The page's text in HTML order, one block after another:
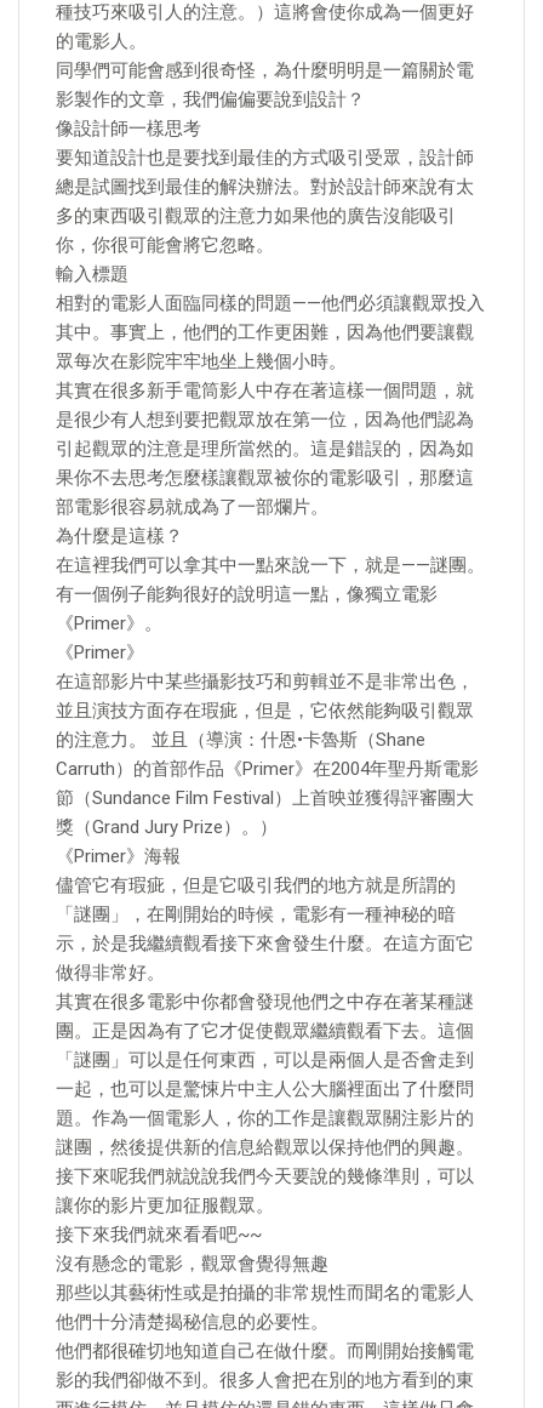
種技巧來吸引人的注意。）這將會使你成為一個更好
的電影人。
同學們可能會感到很奇怪，為什麼明明是一篇關於電
影製作的文章，我們偏偏要說到設計？
像設計師一樣思考
要知道設計也是要找到最佳的方式吸引受眾，設計師
總是試圖找到最佳的解決辦法。對於設計師來說有太
多的東西吸引觀眾的注意力如果他的廣告沒能吸引
你，你很可能會將它忽略。
輸入標題
相對的電影人面臨同樣的問題——他們必須讓觀眾投入
其中。事實上，他們的工作更困難，因為他們要讓觀
眾每次在影院牢牢地坐上幾個小時。
其實在很多新手電筒影人中存在著這樣一個問題，就
是很少有人想到要把觀眾放在第一位，因為他們認為
引起觀眾的注意是理所當然的。這是錯誤的，因為如
果你不去思考怎麼樣讓觀眾被你的電影吸引，那麼這
部電影很容易就成為了一部爛片。
為什麼是這樣？
在這裡我們可以拿其中一點來說一下，就是——謎團。
有一個例子能夠很好的說明這一點，像獨立電影
《Primer》。
《Primer》
在這部影片中某些攝影技巧和剪輯並不是非常出色，
並且演技方面存在瑕疵，但是，它依然能夠吸引觀眾
的注意力。 並且（導演：什恩•卡魯斯（Shane
Carruth）的首部作品《Primer》在2004年聖丹斯電影
節（Sundance Film Festival）上首映並獲得評審團大
獎（Grand Jury Prize）。）
《Primer》海報
儘管它有瑕疵，但是它吸引我們的地方就是所謂的
「謎團」，在剛開始的時候，電影有一種神秘的暗
示，於是我繼續觀看接下來會發生什麼。在這方面它
做得非常好。
其實在很多電影中你都會發現他們之中存在著某種謎
團。正是因為有了它才促使觀眾繼續觀看下去。這個
「謎團」可以是任何東西，可以是兩個人是否會走到
一起，也可以是驚悚片中主人公大腦裡面出了什麼問
題。作為一個電影人，你的工作是讓觀眾關注影片的
謎團，然後提供新的信息給觀眾以保持他們的興趣。
接下來呢我們就說說我們今天要說的幾條準則，可以
讓你的影片更加征服觀眾。
接下來我們就來看看吧~~
沒有懸念的電影，觀眾會覺得無趣
那些以其藝術性或是拍攝的非常規性而聞名的電影人
他們十分清楚揭秘信息的必要性。
他們都很確切地知道自己在做什麼。而剛開始接觸電
影的我們卻做不到。很多人會把在別的地方看到的東